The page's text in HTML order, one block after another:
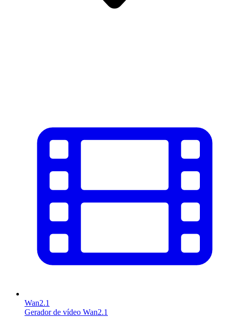
Wan2.1
Gerador de vídeo Wan2.1